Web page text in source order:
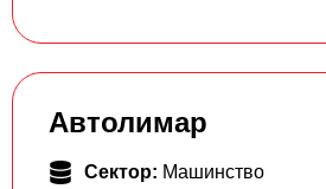
Автолимар
Сектор: Машинство